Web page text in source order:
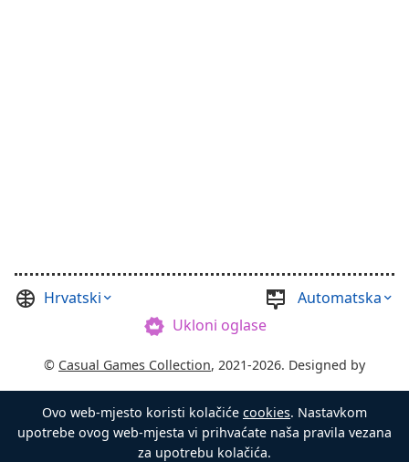
Hrvatski
Automatska
Ukloni oglase
© Casual Games Collection, 2021-2026. Designed by
FINAL LEVEL.
Uvjeti i odredbe
Privatnost Gospodar škrinje
Ovo web-mjesto koristi kolačiće cookies. Nastavkom
upotrebe ovog web-mjesta vi prihvaćate naša pravila vezana
za upotrebu kolačića.